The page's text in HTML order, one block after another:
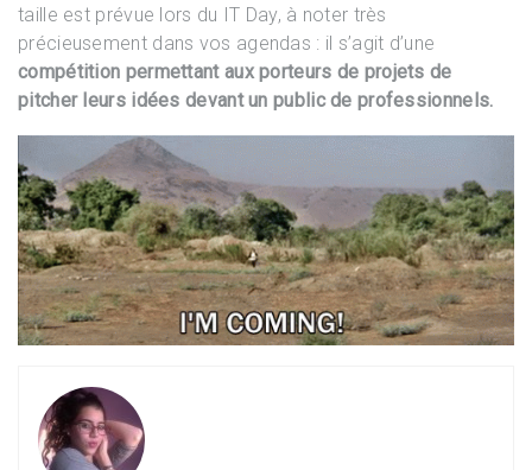
taille est prévue lors du IT Day, à noter très
précieusement dans vos agendas : il s’agit d’une
compétition permettant aux porteurs de projets de
pitcher leurs idées devant un public de professionnels.